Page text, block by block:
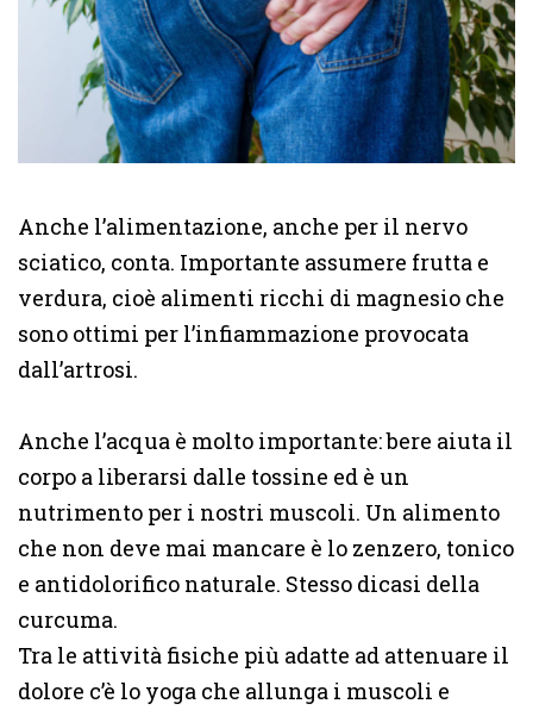
Anche l’alimentazione, anche per il nervo
sciatico, conta. Importante assumere frutta e
verdura, cioè alimenti ricchi di magnesio che
sono ottimi per l’infiammazione provocata
dall’artrosi.
Anche l’acqua è molto importante: bere aiuta il
corpo a liberarsi dalle tossine ed è un
nutrimento per i nostri muscoli. Un alimento
che non deve mai mancare è lo zenzero, tonico
e antidolorifico naturale. Stesso dicasi della
curcuma.
Tra le attività fisiche più adatte ad attenuare il
dolore c’è lo yoga che allunga i muscoli e